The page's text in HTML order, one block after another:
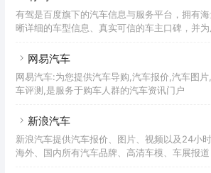
有驾是百度旗下的汽车信息与服务平台，拥有
晰详细的车型信息、真实可信的车主口碑，并
现方式，意在助力汽车消费者做出准确高效的选
网易汽车
网易汽车:为您提供汽车导购,汽车报价,汽车图
车评测,是服务于购车人群的汽车资讯门户
新浪汽车
新浪汽车提供汽车报价、图片、视频以及24小
海外、国内所有汽车品牌、高清车模、车展报